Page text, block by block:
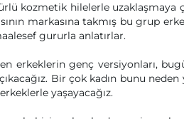
kozmetik hilelerle uzaklaşmaya
markasına takmış bu grup
gururla anlatırlar.
erkeklerin genç versiyonları,
Bir çok kadın bunu
yaşayacağız.